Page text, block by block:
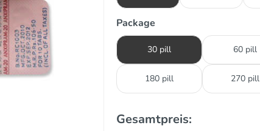
Package
30 pill 60 pill
180 pill 270 pill
Gesamtpreis: